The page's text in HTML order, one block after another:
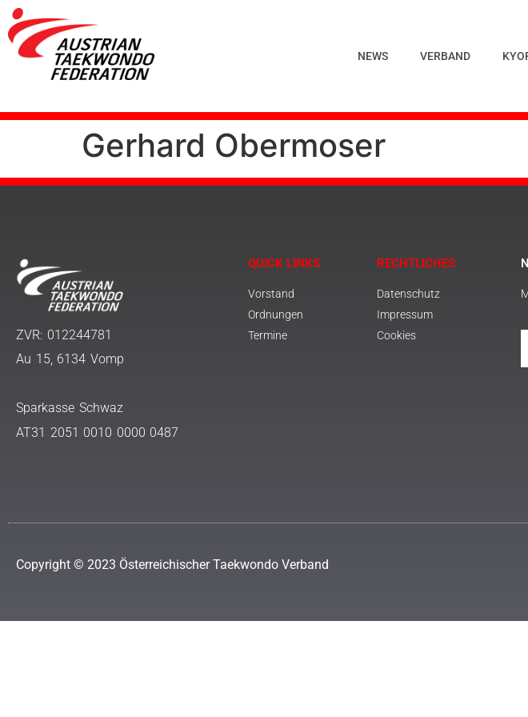
NEWS VERBAND
Gerhard Obermoser
ZVR: 012244781
Au 15, 6134 Vomp
Sparkasse Schwaz
AT31 2051 0010 0000 0487
QUICK LINKS
Vorstand
Ordnungen
Termine
RECHTLICHES
Datenschutz
Impressum
Cookies
Copyright © 2023 Österreichischer Taekwondo Verband